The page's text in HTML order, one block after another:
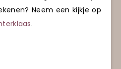
Neem een kijkje op
.